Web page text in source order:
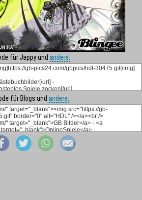
für Jappy und andere:
für Blogs und andere: